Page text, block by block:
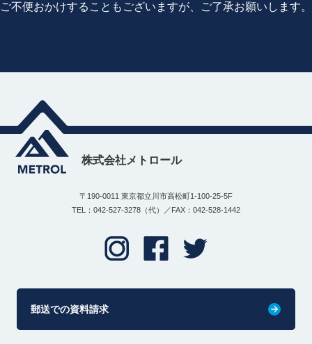
ご不便おかけすることもございますが、ご了承お願いします。
株式会社メトロール
〒190-0011 東京都立川市高松町1-100-25-5F
TEL：042-527-3278（代）／FAX：042-528-1442
郵送での資料請求